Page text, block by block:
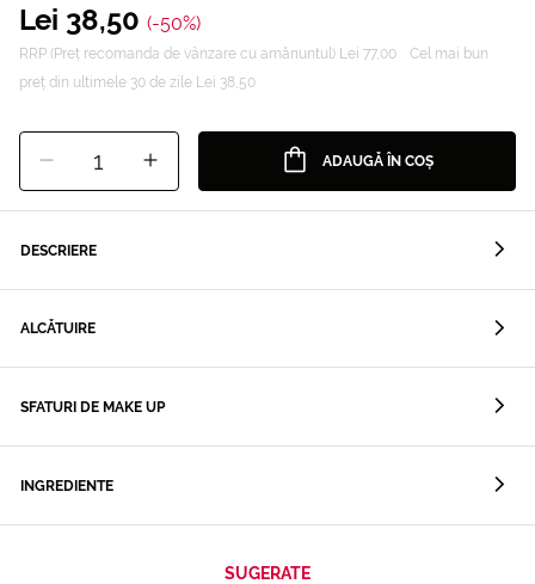
Lei 38,50 (-50%)
RRP (Preț recomanda de vânzare cu amănuntul) Lei 77,00
Cel mai bun
preț din ultimele 30 de zile Lei 38,50
1 ADAUGĂ ÎN COȘ
DESCRIERE
ALCĂTUIRE
SFATURI DE MAKE UP
INGREDIENTE
SUGERATE